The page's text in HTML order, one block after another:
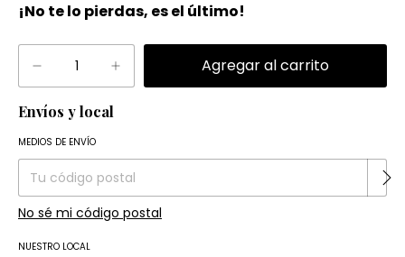
¡No te lo pierdas, es el último!
Envíos y local
Entregas para el CP:
MEDIOS DE ENVÍO
No sé mi código postal
NUESTRO LOCAL